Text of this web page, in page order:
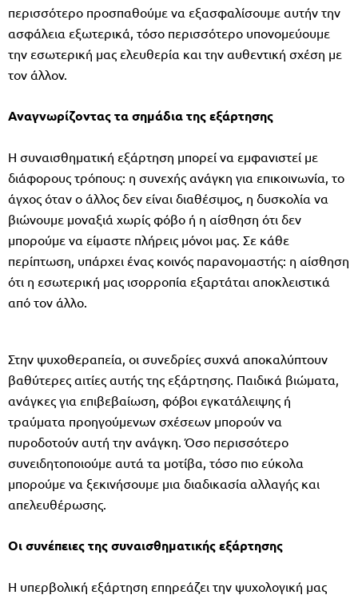
περισσότερο προσπαθούμε να εξασφαλίσουμε αυτήν την
ασφάλεια εξωτερικά, τόσο περισσότερο υπονομεύουμε
την εσωτερική μας ελευθερία και την αυθεντική σχέση με
τον άλλον.
Αναγνωρίζοντας τα σημάδια της εξάρτησης
Η συναισθηματική εξάρτηση μπορεί να εμφανιστεί με
διάφορους τρόπους: η συνεχής ανάγκη για επικοινωνία, το
άγχος όταν ο άλλος δεν είναι διαθέσιμος, η δυσκολία να
βιώνουμε μοναξιά χωρίς φόβο ή η αίσθηση ότι δεν
μπορούμε να είμαστε πλήρεις μόνοι μας. Σε κάθε
περίπτωση, υπάρχει ένας κοινός παρανομαστής: η αίσθηση
ότι η εσωτερική μας ισορροπία εξαρτάται αποκλειστικά
από τον άλλο.
Στην ψυχοθεραπεία, οι συνεδρίες συχνά αποκαλύπτουν
βαθύτερες αιτίες αυτής της εξάρτησης. Παιδικά βιώματα,
ανάγκες για επιβεβαίωση, φόβοι εγκατάλειψης ή
τραύματα προηγούμενων σχέσεων μπορούν να
πυροδοτούν αυτή την ανάγκη. Όσο περισσότερο
συνειδητοποιούμε αυτά τα μοτίβα, τόσο πιο εύκολα
μπορούμε να ξεκινήσουμε μια διαδικασία αλλαγής και
απελευθέρωσης.
Οι συνέπειες της συναισθηματικής εξάρτησης
Η υπερβολική εξάρτηση επηρεάζει την ψυχολογική μας